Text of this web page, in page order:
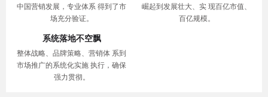
中国营销发展，专业体系 得到了市
场充分验证。
崛起到发展壮大、实 现百亿市值、
百亿规模。
系统落地不空飘
整体战略、品牌策略、营销体 系到
市场推广的系统化实施 执行，确保
强力贯彻。